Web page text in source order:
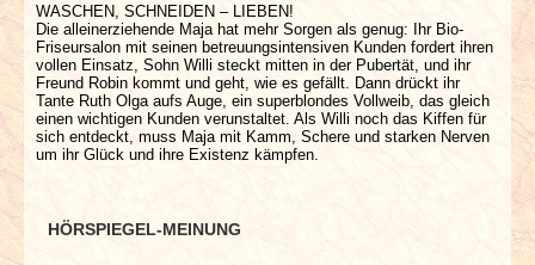
WASCHEN, SCHNEIDEN – LIEBEN!
Die alleinerziehende Maja hat mehr Sorgen als genug: Ihr Bio-
Friseursalon mit seinen betreuungsintensiven Kunden fordert ihren
vollen Einsatz, Sohn Willi steckt mitten in der Pubertät, und ihr
Freund Robin kommt und geht, wie es gefällt. Dann drückt ihr
Tante Ruth Olga aufs Auge, ein superblondes Vollweib, das gleich
einen wichtigen Kunden verunstaltet. Als Willi noch das Kiffen für
sich entdeckt, muss Maja mit Kamm, Schere und starken Nerven
um ihr Glück und ihre Existenz kämpfen.
HÖRSPIEGEL-MEINUNG